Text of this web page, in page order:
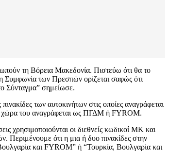
τη Βόρεια Μακεδονία. Πιστεύω ότι θα το
Συμφωνία των Πρεσπών ορίζεται σαφώς ότι
Σύνταγμα” σημείωσε.
των αυτοκινήτων στις οποίες αναγράφεται
η χώρα του αναγράφεται ως ΠΓΔΜ ή FYROM.
χρησιμοποιούνται οι διεθνείς κωδικοί MK και
ότι η μια ή δυο πινακίδες στην
και FYROM” ή “Τουρκία, Βουλγαρία και